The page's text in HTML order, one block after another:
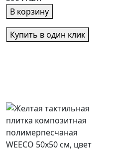
В корзину
Купить в один клик